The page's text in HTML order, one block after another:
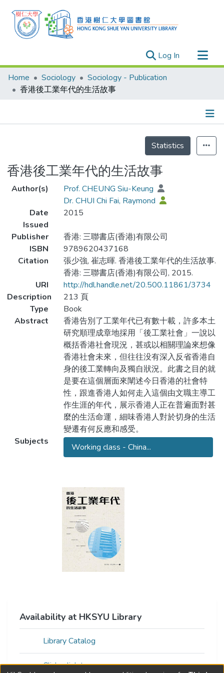
Log In (current)
Research Outputs
Researchers
Projects
Home Sociology
Sociology - Publication
香港後工業年代的生活故事
Statistics
香港後工業年代的生活故事
Author(s)
Prof. CHEUNG Siu-Keung
Dr. CHUI Chi Fai, Raymond
Date
Issued
2015
Publisher
香港: 三聯書店(香港)有限公司
ISBN
9789620437168
Citation
張少強, 崔志暉. 香港後工業年代的生活故事.
香港: 三聯書店(香港)有限公司, 2015.
URI
http://hdl.handle.net/20.500.11861/3734
Description
213 頁
Type
Book
Abstract
香港告別了工業年代已有數十載，許多本土
研究順理成章地採用「後工業社會」一說以
概括香港社會現況，甚或以相關理論來想像
香港社會未來，但往往没有深入反省香港自
身的後工業轉向及獨自狀況。此書之目的就
是要在這個層面來闡述今日香港的社會特
性，跟進香港人如何走入這個由文職主導工
作生涯的年代，展示香港人正在普遍面對甚
麼的生活命運，細味香港人對於切身的生活
變遷有何反應和感受。
Subjects
Working class - China...
Availability at HKSYU Library
Library Catalog
Click a link to access resource